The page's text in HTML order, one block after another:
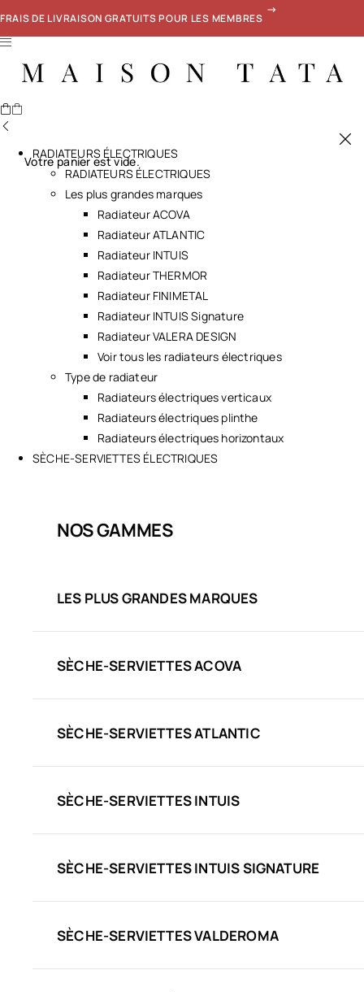
FRAIS DE LIVRAISON GRATUITS POUR LES MEMBRES
Votre panier est vide.
RADIATEURS ÉLECTRIQUES
RADIATEURS ÉLECTRIQUES
Les plus grandes marques
Radiateur ACOVA
Radiateur ATLANTIC
Radiateur INTUIS
Radiateur THERMOR
Radiateur FINIMETAL
Radiateur INTUIS Signature
Radiateur VALERA DESIGN
Voir tous les radiateurs électriques
Type de radiateur
Radiateurs électriques verticaux
Radiateurs électriques plinthe
Radiateurs électriques horizontaux
SÈCHE-SERVIETTES ÉLECTRIQUES
NOS GAMMES
LES PLUS GRANDES MARQUES
SÈCHE-SERVIETTES ACOVA
SÈCHE-SERVIETTES ATLANTIC
SÈCHE-SERVIETTES INTUIS
SÈCHE-SERVIETTES INTUIS SIGNATURE
SÈCHE-SERVIETTES VALDEROMA